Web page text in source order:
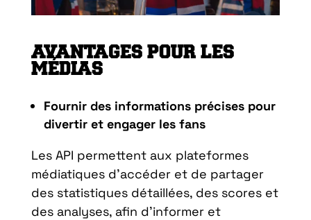
AVANTAGES POUR LES
MÉDIAS
Fournir des informations précises pour
divertir et engager les fans
Les API permettent aux plateformes
médiatiques d’accéder et de partager
des statistiques détaillées, des scores et
des analyses, afin d’informer et